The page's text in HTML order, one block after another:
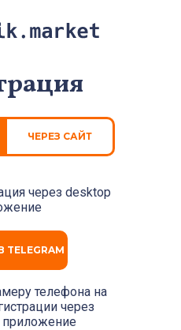
ЧЕРЕЗ САЙТ
через desktop
телефона на
через